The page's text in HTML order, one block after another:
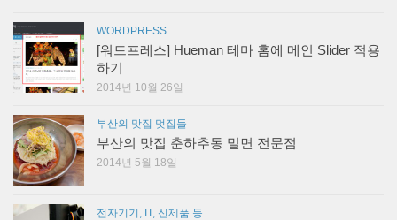
WORDPRESS
[워드프레스] Hueman 테마 홈에 메인 Slider 적용
하기
2014년 10월 26일
부산의 맛집 멋집들
부산의 맛집 춘하추동 밀면 전문점
2014년 5월 18일
전자기기, IT, 신제품 등